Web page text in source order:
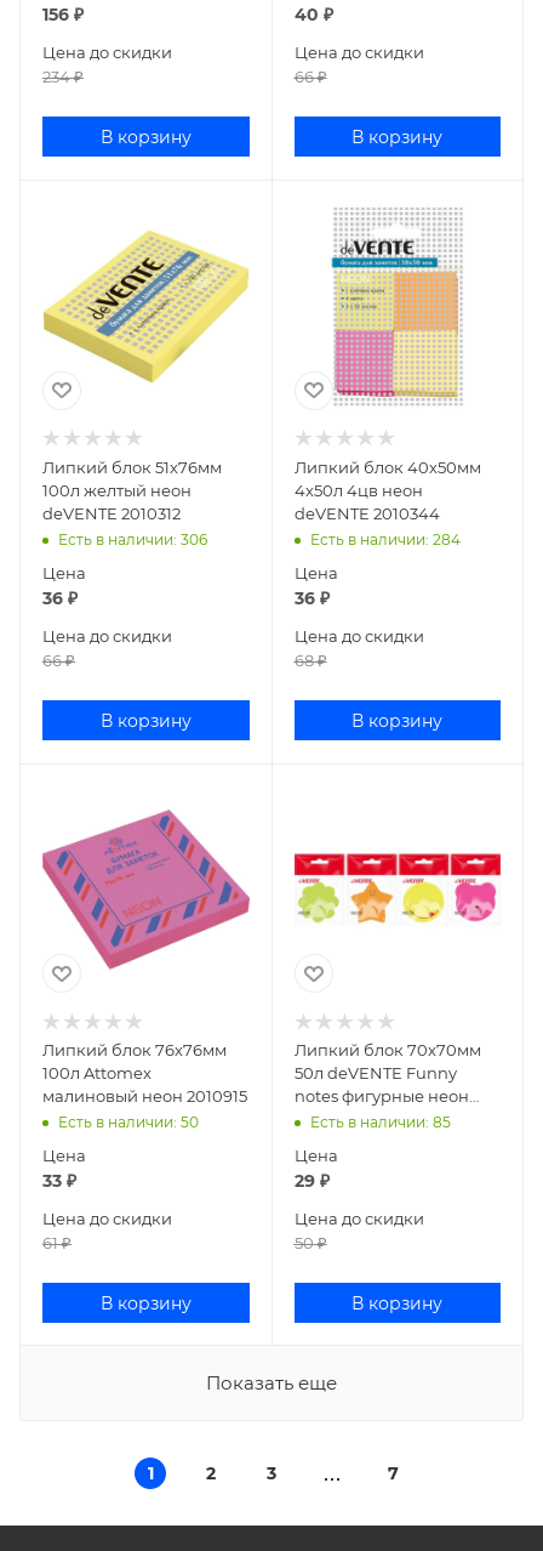
156 ₽
Цена до скидки
234₽
В корзину
40 ₽
Цена до скидки
66₽
В корзину
Липкий блок 51х76мм
100л желтый неон
deVENTE 2010312
Есть в наличии: 306
Цена
36 ₽
Цена до скидки
66₽
В корзину
Липкий блок 40х50мм
4х50л 4цв неон
deVENTE 2010344
Есть в наличии: 284
Цена
36₽
Цена до скидки
68₽
В корзину
Липкий блок 76х76мм
100л Attomex
малиновый неон 2010915
Есть в наличии: 50
Цена
33 ₽
Цена до скидки
61₽
В корзину
Липкий блок 70х70мм
50л deVENTE Funny
notes фигурные неон
ассорти 2010009
Есть в наличии: 85
Цена
29₽
Цена до скидки
50₽
В корзину
Показать еще
1 2 3 7